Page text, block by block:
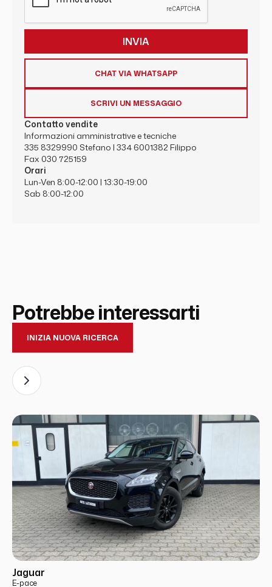
CHAT VIA WHATSAPP
SCRIVI UN MESSAGGIO
Contatto vendite
Informazioni amministrative e tecniche
335 8329990 Stefano | 334 6001382 Filippo
Fax 030 725159
Orari
Lun-Ven 8:00-12:00 | 13:30-19:00
Sab 8:00-12:00
Potrebbe interessarti
INIZIA NUOVA RICERCA
Jaguar
E-pace